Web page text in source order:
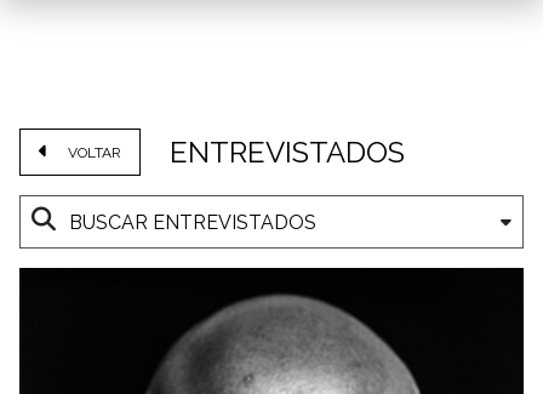
VOLTAR ENTREVISTADOS